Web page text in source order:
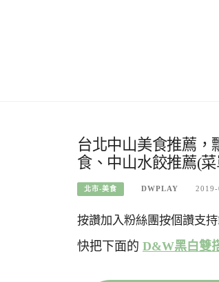
台北中山美食推薦，
食、中山水餃推薦(
北市-美食 DWPLAY
按讚加入粉絲團按個讚支
快把下面的 D&W黑白雙